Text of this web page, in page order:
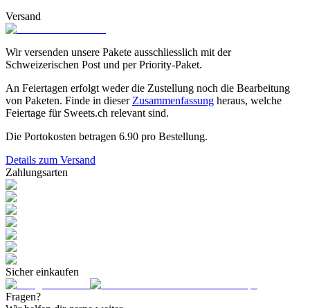
Versand
Wir versenden unsere Pakete ausschliesslich mit der
Schweizerischen Post und per Priority-Paket.
An Feiertagen erfolgt weder die Zustellung noch die Bearbeitung
von Paketen. Finde in dieser Zusammenfassung heraus, welche
Feiertage für Sweets.ch relevant sind.
Die Portokosten betragen 6.90 pro Bestellung.
Details zum Versand
Zahlungsarten
Sicher einkaufen
Fragen?